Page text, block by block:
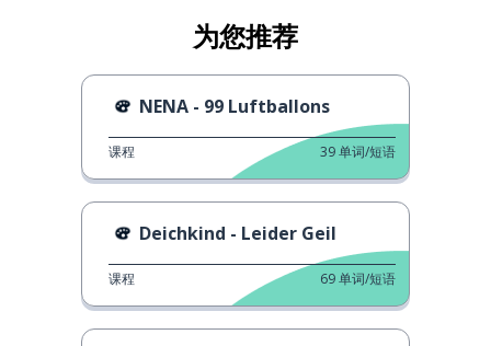
为您推荐
NENA - 99 Luftballons
课程 39单词/短语
Deichkind - Leider Geil
课程 69单词/短语